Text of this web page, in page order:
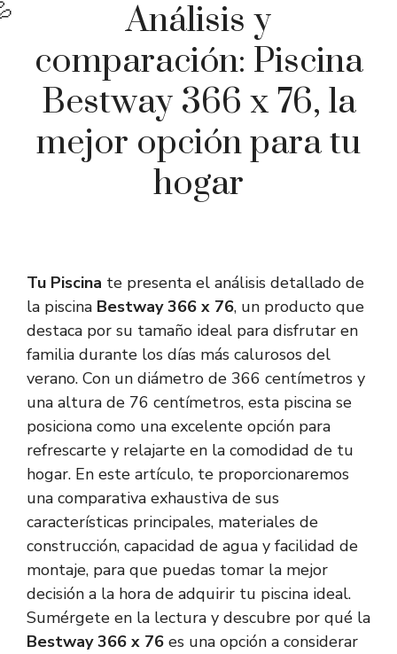
Análisis y
comparación: Piscina
Bestway 366 x 76, la
mejor opción para tu
hogar
Tu Piscina te presenta el análisis detallado de
la piscina Bestway 366 x 76, un producto que
destaca por su tamaño ideal para disfrutar en
familia durante los días más calurosos del
verano. Con un diámetro de 366 centímetros y
una altura de 76 centímetros, esta piscina se
posiciona como una excelente opción para
refrescarte y relajarte en la comodidad de tu
hogar. En este artículo, te proporcionaremos
una comparativa exhaustiva de sus
características principales, materiales de
construcción, capacidad de agua y facilidad de
montaje, para que puedas tomar la mejor
decisión a la hora de adquirir tu piscina ideal.
Sumérgete en la lectura y descubre por qué la
Bestway 366 x 76 es una opción a considerar